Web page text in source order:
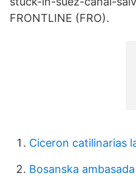
FRONTLINE (FRO).
Ciceron catilinarias
Bosanska